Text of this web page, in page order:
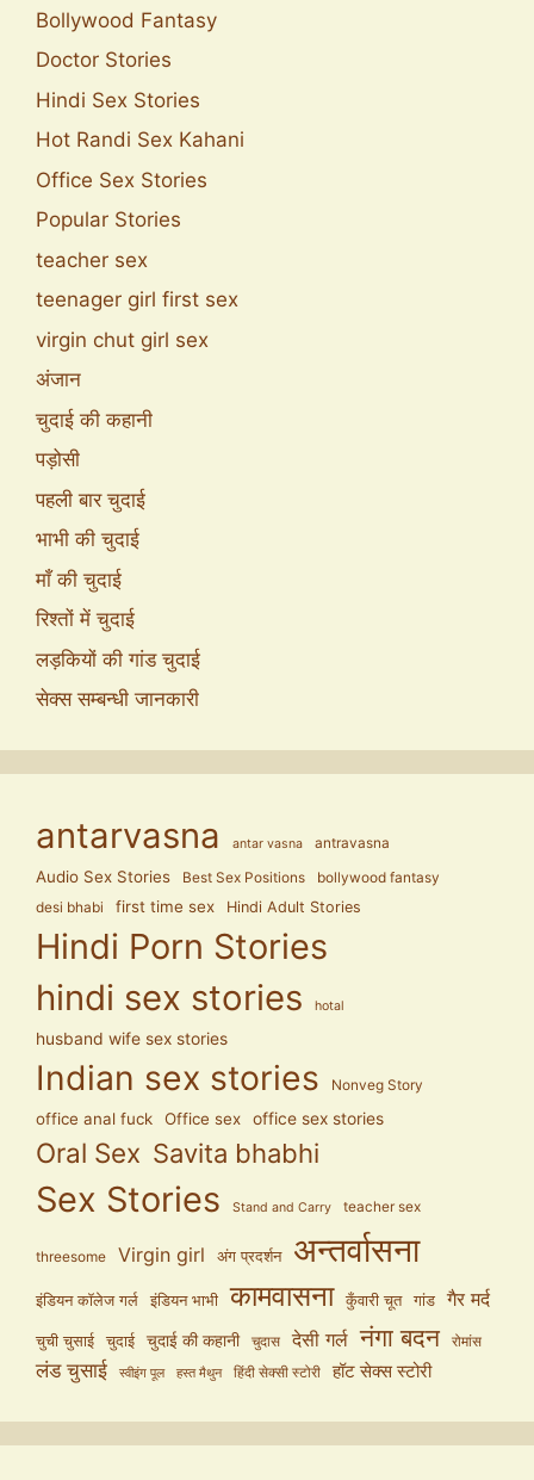
Bollywood Fantasy
Doctor Stories
Hindi Sex Stories
Hot Randi Sex Kahani
Office Sex Stories
Popular Stories
teacher sex
teenager girl first sex
virgin chut girl sex
अंजान
चुदाई की कहानी
पड़ोसी
पहली बार चुदाई
भाभी की चुदाई
माँ की चुदाई
रिश्तों में चुदाई
लड़कियों की गांड चुदाई
सेक्स सम्बन्धी जानकारी
antarvasna antar vasna antravasna
Audio Sex Stories Best Sex Positions
bollywood fantasy
desi bhabi
first time sex Hindi Adult Stories
Hindi Porn Stories
hindi sex stories
hotal
husband wife sex stories
Indian sex stories Nonveg Story
office anal fuck Office sex office sex stories
Oral Sex Savita bhabhi
Sex Stories Stand and Carry teacher sex
threesome Virgin girl अंग प्रदर्शन अन्तर्वासना
इंडियन कॉलेज गर्ल इंडियन भाभी कामवासना कुँवारी चूत गांड गैर मर्द
चुची चुसाई चुदाई चुदाई की कहानी चुदास देसी गर्ल नंगा बदन रोमांस
लंड चुसाई स्वीइंग पूल हस्त मैथुन हिंदी सेक्सी स्टोरी हॉट सेक्स स्टोरी